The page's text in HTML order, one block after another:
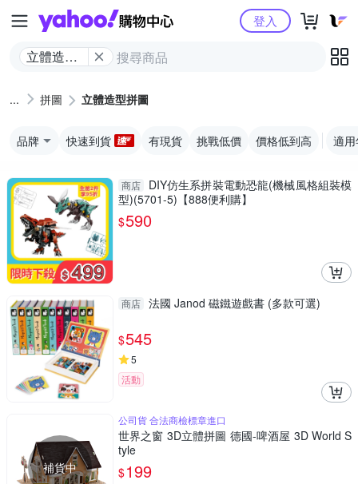
Yahoo購物中心
立體造型
登入
拼圖 立體造型拼圖
品牌 快速到貨 有現貨 挑戰低價 價格低到高 適
商店
DIY仿生系拼裝電動恐龍(機械風格組裝模
型)(5701-5)【888便利購】
$590
商店 法國 Janod 磁鐵遊戲書 (多款可選)
$545
5
活動
補貨中
公司貨 合法商檢標章進口
世界之窗 3D立體拼圖 德國-啤酒屋 3D World S
tyle
$199